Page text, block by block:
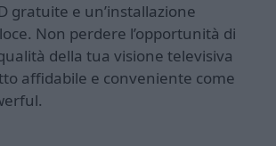
gratuite e un’installazione
Non perdere l’opportunità di
della tua visione televisiva
affidabile e conveniente come